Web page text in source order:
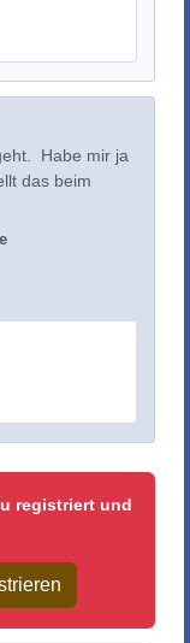
Habe mir ja
das beim
registriert und